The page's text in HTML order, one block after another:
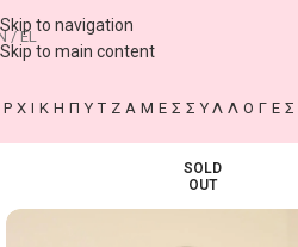
Skip to navigation
Skip to main content
/ EL
ΠΥΤΖΑΜΕΣ ΣΥΛΛΟΓΕΣ
SOLD
OUT